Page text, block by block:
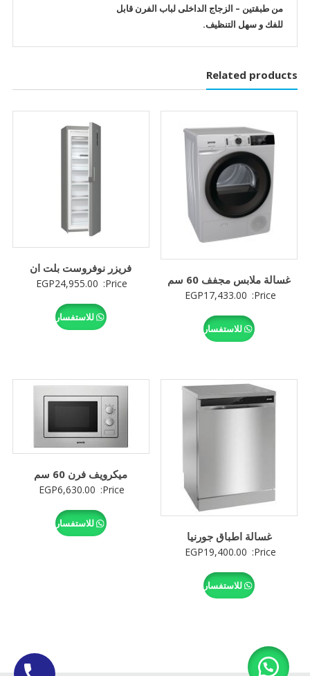
من طبقتين – الزجاج الداخلى لباب الفرن قابل
للفك و سهل التنظيف.
Related products
غسالة ملابس مجفف 60 سم
Price:
EGP17,433.00
للاستفسار
فريزر نوفروست بلت ان
Price:
EGP24,955.00
للاستفسار
غسالة اطباق جورنيا
Price:
EGP19,400.00
للاستفسار
ميكرويف فرن 60 سم
Price:
EGP6,630.00
للاستفسار